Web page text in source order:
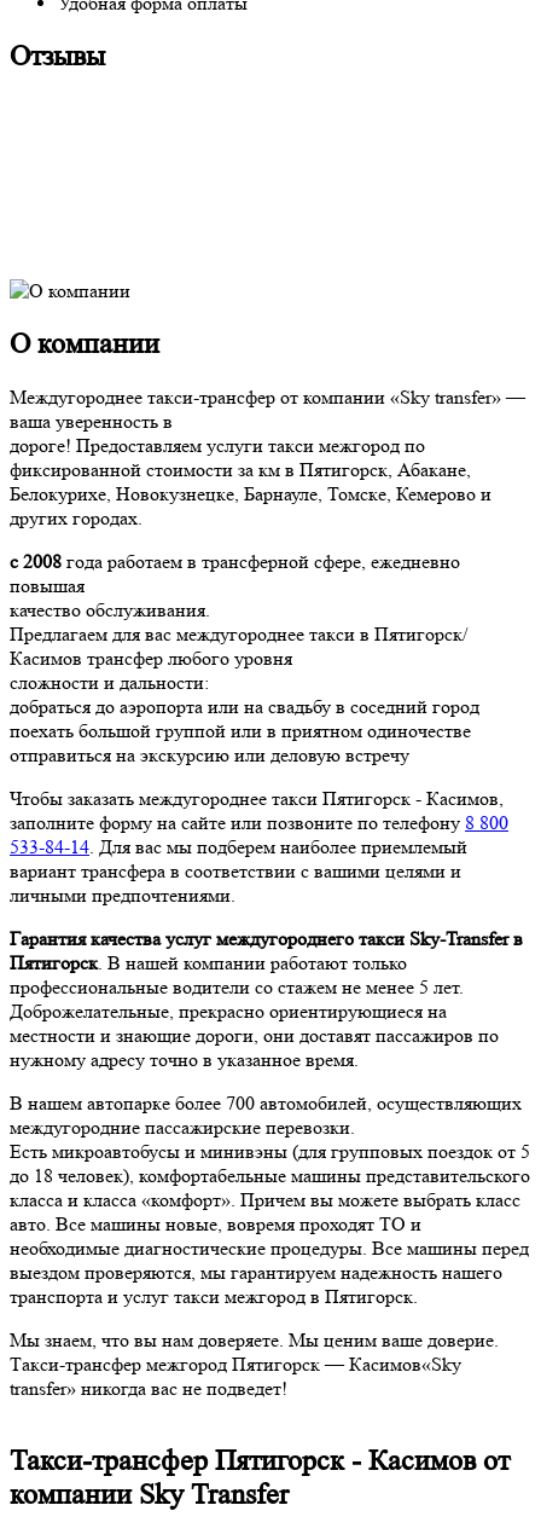
Отзывы
О компании
Междугороднее такси-трансфер от компании «Sky transfer» —
ваша уверенность в
дороге! Предоставляем услуги такси межгород по
фиксированной стоимости за км в Пятигорск, Абакане,
Белокурихе, Новокузнецке, Барнауле, Томске, Кемерово и
других городах.
с 2008 года работаем в трансферной сфере, ежедневно
повышая
качество обслуживания.
Предлагаем для вас междугороднее такси в Пятигорск/
Касимов трансфер любого уровня
сложности и дальности:
добраться до аэропорта или на свадьбу в соседний город
поехать большой группой или в приятном одиночестве
отправиться на экскурсию или деловую встречу
Чтобы заказать междугороднее такси Пятигорск - Касимов,
заполните форму на сайте или позвоните по телефону 8 800
533-84-14. Для вас мы подберем наиболее приемлемый
вариант трансфера в соответствии с вашими целями и
личными предпочтениями.
Гарантия качества услуг междугороднего такси Sky-Transfer в
Пятигорск. В нашей компании работают только
профессиональные водители со стажем не менее 5 лет.
Доброжелательные, прекрасно ориентирующиеся на
местности и знающие дороги, они доставят пассажиров по
нужному адресу точно в указанное время.
В нашем автопарке более 700 автомобилей, осуществляющих
междугородние пассажирские перевозки.
Есть микроавтобусы и минивэны (для групповых поездок от 5
до 18 человек), комфортабельные машины представительского
класса и класса «комфорт». Причем вы можете выбрать класс
авто. Все машины новые, вовремя проходят ТО и
необходимые диагностические процедуры. Все машины перед
выездом проверяются, мы гарантируем надежность нашего
транспорта и услуг такси межгород в Пятигорск.
Мы знаем, что вы нам доверяете. Мы ценим ваше доверие.
Такси-трансфер межгород Пятигорск — Касимов«Sky
transfer» никогда вас не подведет!
Такси-трансфер Пятигорск - Касимов от
компании Sky Transfer